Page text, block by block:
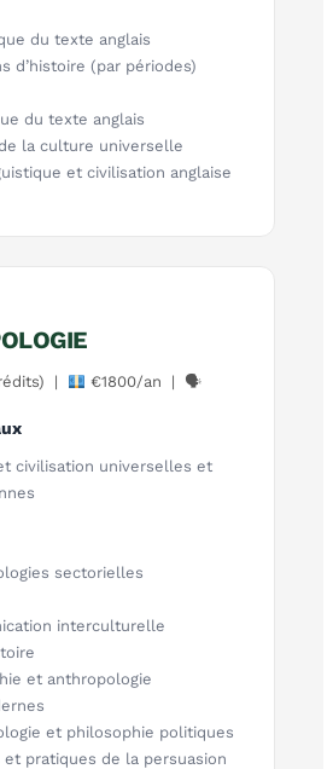
du texte anglais
d’histoire (par périodes)
du texte anglais
la culture universelle
et civilisation anglaise
| €1800/an | 🗣
civilisation universelles et
sectorielles
interculturelle
et anthropologie
et philosophie politiques
et pratiques de la persuasion